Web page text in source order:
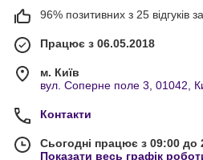
96% позитивних з 25 відгуків
Працює з 06.05.2018
м. Київ
вул. Соперне поле 3, 01042,
Контакти
Сьогодні працює з 09:00 до
Показати весь графік